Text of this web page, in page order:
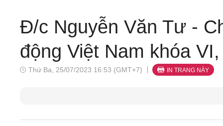
Đ/c Nguyễn Văn Tư -
động Việt Nam khóa
Thứ Ba, 25/07/2023 16:53 (GMT+7) IN TRANG NÀY